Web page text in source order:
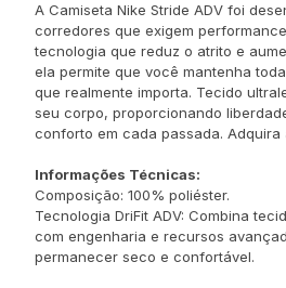
A Camiseta Nike Stride ADV foi
corredores que exigem
tecnologia que reduz o atrito e
ela permite que você mantenha
que realmente importa. Tecido
seu corpo, proporcionando
conforto em cada passada. Adquira
Informações Técnicas:
Composição: 100% poliéster.
Tecnologia DriFit ADV: Combina
com engenharia e recursos
permanecer seco e confortável.